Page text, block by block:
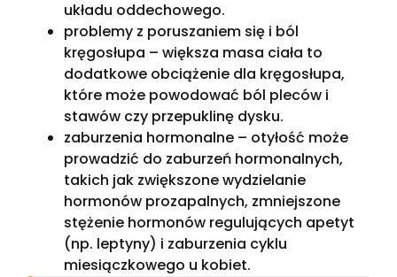
układu oddechowego.
problemy z poruszaniem się i ból
kręgosłupa – większa masa ciała to
dodatkowe obciążenie dla kręgosłupa,
które może powodować ból pleców i
stawów czy przepuklinę dysku.
zaburzenia hormonalne – otyłość może
prowadzić do zaburzeń hormonalnych,
takich jak zwiększone wydzielanie
hormonów prozapalnych, zmniejszone
stężenie hormonów regulujących apetyt
(np. leptyny) i zaburzenia cyklu
miesiączkowego u kobiet.